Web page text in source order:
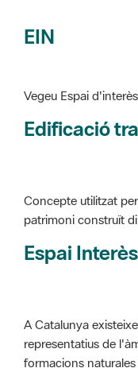
EIN
Vegeu Espai
Edificació
Concepte utilitzat
patrimoni construït
Espai
A Catalunya
representatius de
formacions